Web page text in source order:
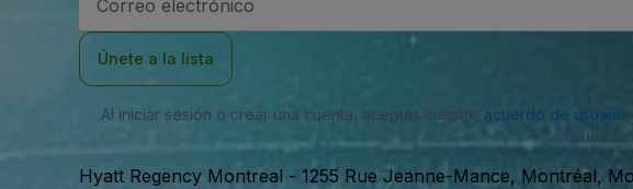
de
Únete a la lista
Al iniciar sesión o crear una cuenta, aceptas nuestro acuerdo de usuario
Hyatt Regency Montreal - 1255 Rue Jeanne-Mance, Montréal,